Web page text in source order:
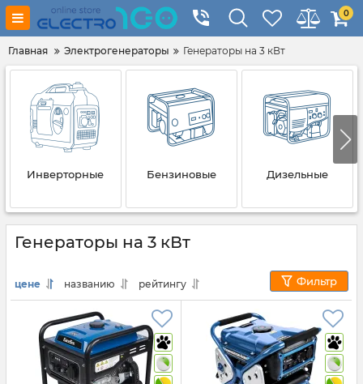
0
Главная Электрогенераторы Генераторы на 3 кВт
Инверторные Бензиновые Дизельные
Генераторы на 3 кВт
цене названию рейтингу Фильтр